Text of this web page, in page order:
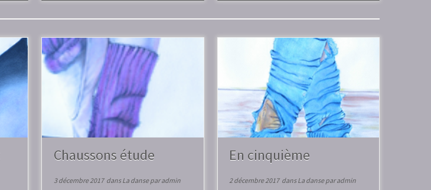
Chaussons étude
3 décembre 2017dansLa danseparadmin
En cinquième
2 décembre 2017dansLa danseparadmin